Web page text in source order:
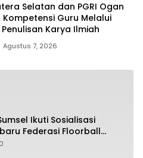
Selatan dan PGRI Ogan
Kompetensi Guru Melalui
Karya Ilmiah
Agustus 7, 2026
Ikuti Sosialisasi
Federasi Floorball
0